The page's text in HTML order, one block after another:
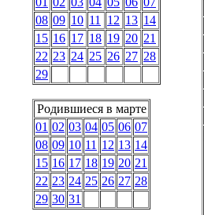
08 09 10 11 12 13 14
15 16 17 18 19 20 21
22 23 24 25 26 27 28
29
Родившиеся в марте
01 02 03 04 05 06 07
08 09 10 11 12 13 14
15 16 17 18 19 20 21
22 23 24 25 26 27 28
29 30 31